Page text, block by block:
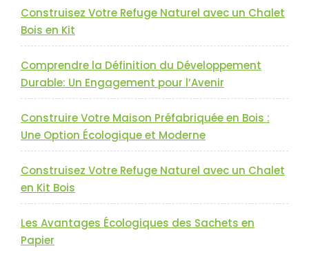
Construisez Votre Refuge Naturel avec un Chalet
Bois en Kit
Comprendre la Définition du Développement
Durable: Un Engagement pour l’Avenir
Construire Votre Maison Préfabriquée en Bois :
Une Option Écologique et Moderne
Construisez Votre Refuge Naturel avec un Chalet
en Kit Bois
Les Avantages Écologiques des Sachets en
Papier